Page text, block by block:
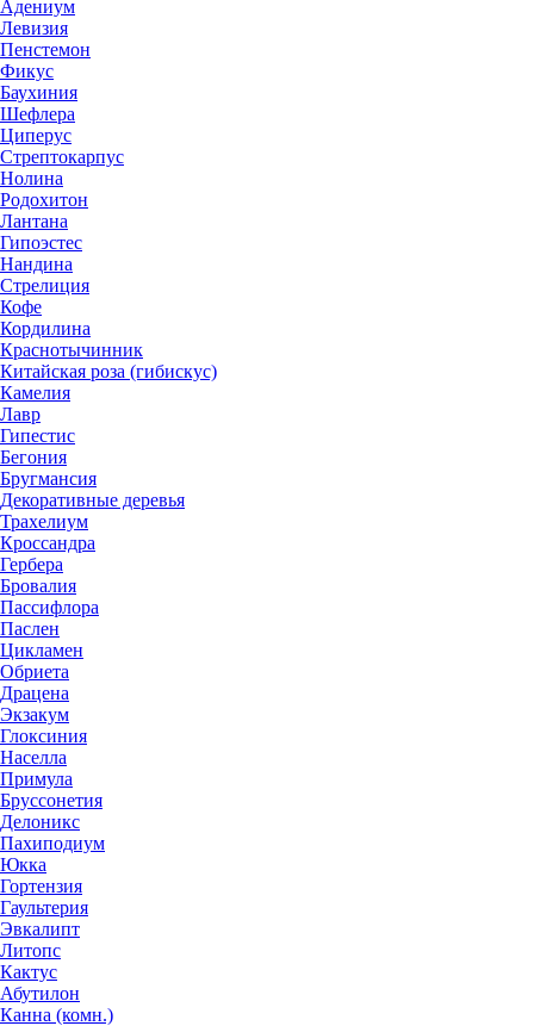
Адениум
Левизия
Пенстемон
Фикус
Баухиния
Шефлера
Циперус
Стрептокарпус
Нолина
Родохитон
Лантана
Гипоэстес
Нандина
Стрелиция
Кофе
Кордилина
Краснотычинник
Китайская роза (гибискус)
Камелия
Лавр
Гипестис
Бегония
Бругмансия
Декоративные деревья
Трахелиум
Кроссандра
Гербера
Бровалия
Пассифлора
Паслен
Цикламен
Обриета
Драцена
Экзакум
Глоксиния
Населла
Примула
Бруссонетия
Делоникс
Пахиподиум
Юкка
Гортензия
Гаультерия
Эвкалипт
Литопс
Кактус
Абутилон
Канна (комн.)